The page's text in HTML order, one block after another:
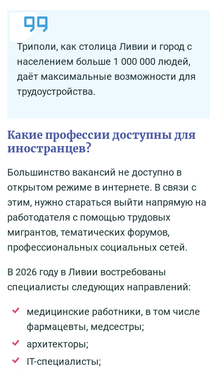
Триполи, как столица Ливии и город с
населением больше 1 000 000 людей,
даёт максимальные возможности для
трудоустройства.
Какие профессии доступны для
иностранцев?
Большинство вакансий не доступно в
открытом режиме в интернете. В связи с
этим, нужно стараться выйти напрямую на
работодателя с помощью трудовых
мигрантов, тематических форумов,
профессиональных социальных сетей.
В 2026 году в Ливии востребованы
специалисты следующих направлений:
медицинские работники, в том числе
фармацевты, медсестры;
архитекторы;
IT-специалисты;